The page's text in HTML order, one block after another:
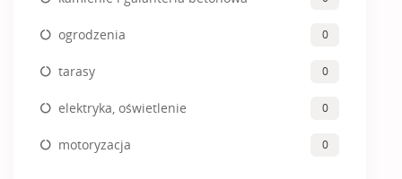
ogrodzenia 0
tarasy 0
elektryka, oświetlenie 0
motoryzacja 0